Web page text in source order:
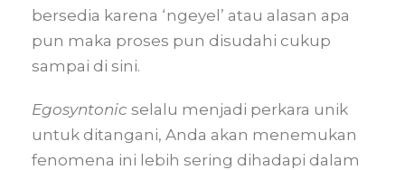
bersedia karena ‘ngeyel’ atau alasan apa
pun maka proses pun disudahi cukup
sampai di sini.
Egosyntonic selalu menjadi perkara unik
untuk ditangani, Anda akan menemukan
fenomena ini lebih sering dihadapi dalam